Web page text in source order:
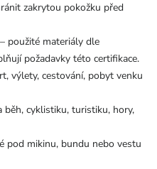
zakrytou pokožku před
použité materiály dle
požadavky této certifikace.
výlety, cestování, pobyt venku
běh, cyklistiku, turistiku, hory,
pod mikinu, bundu nebo vestu